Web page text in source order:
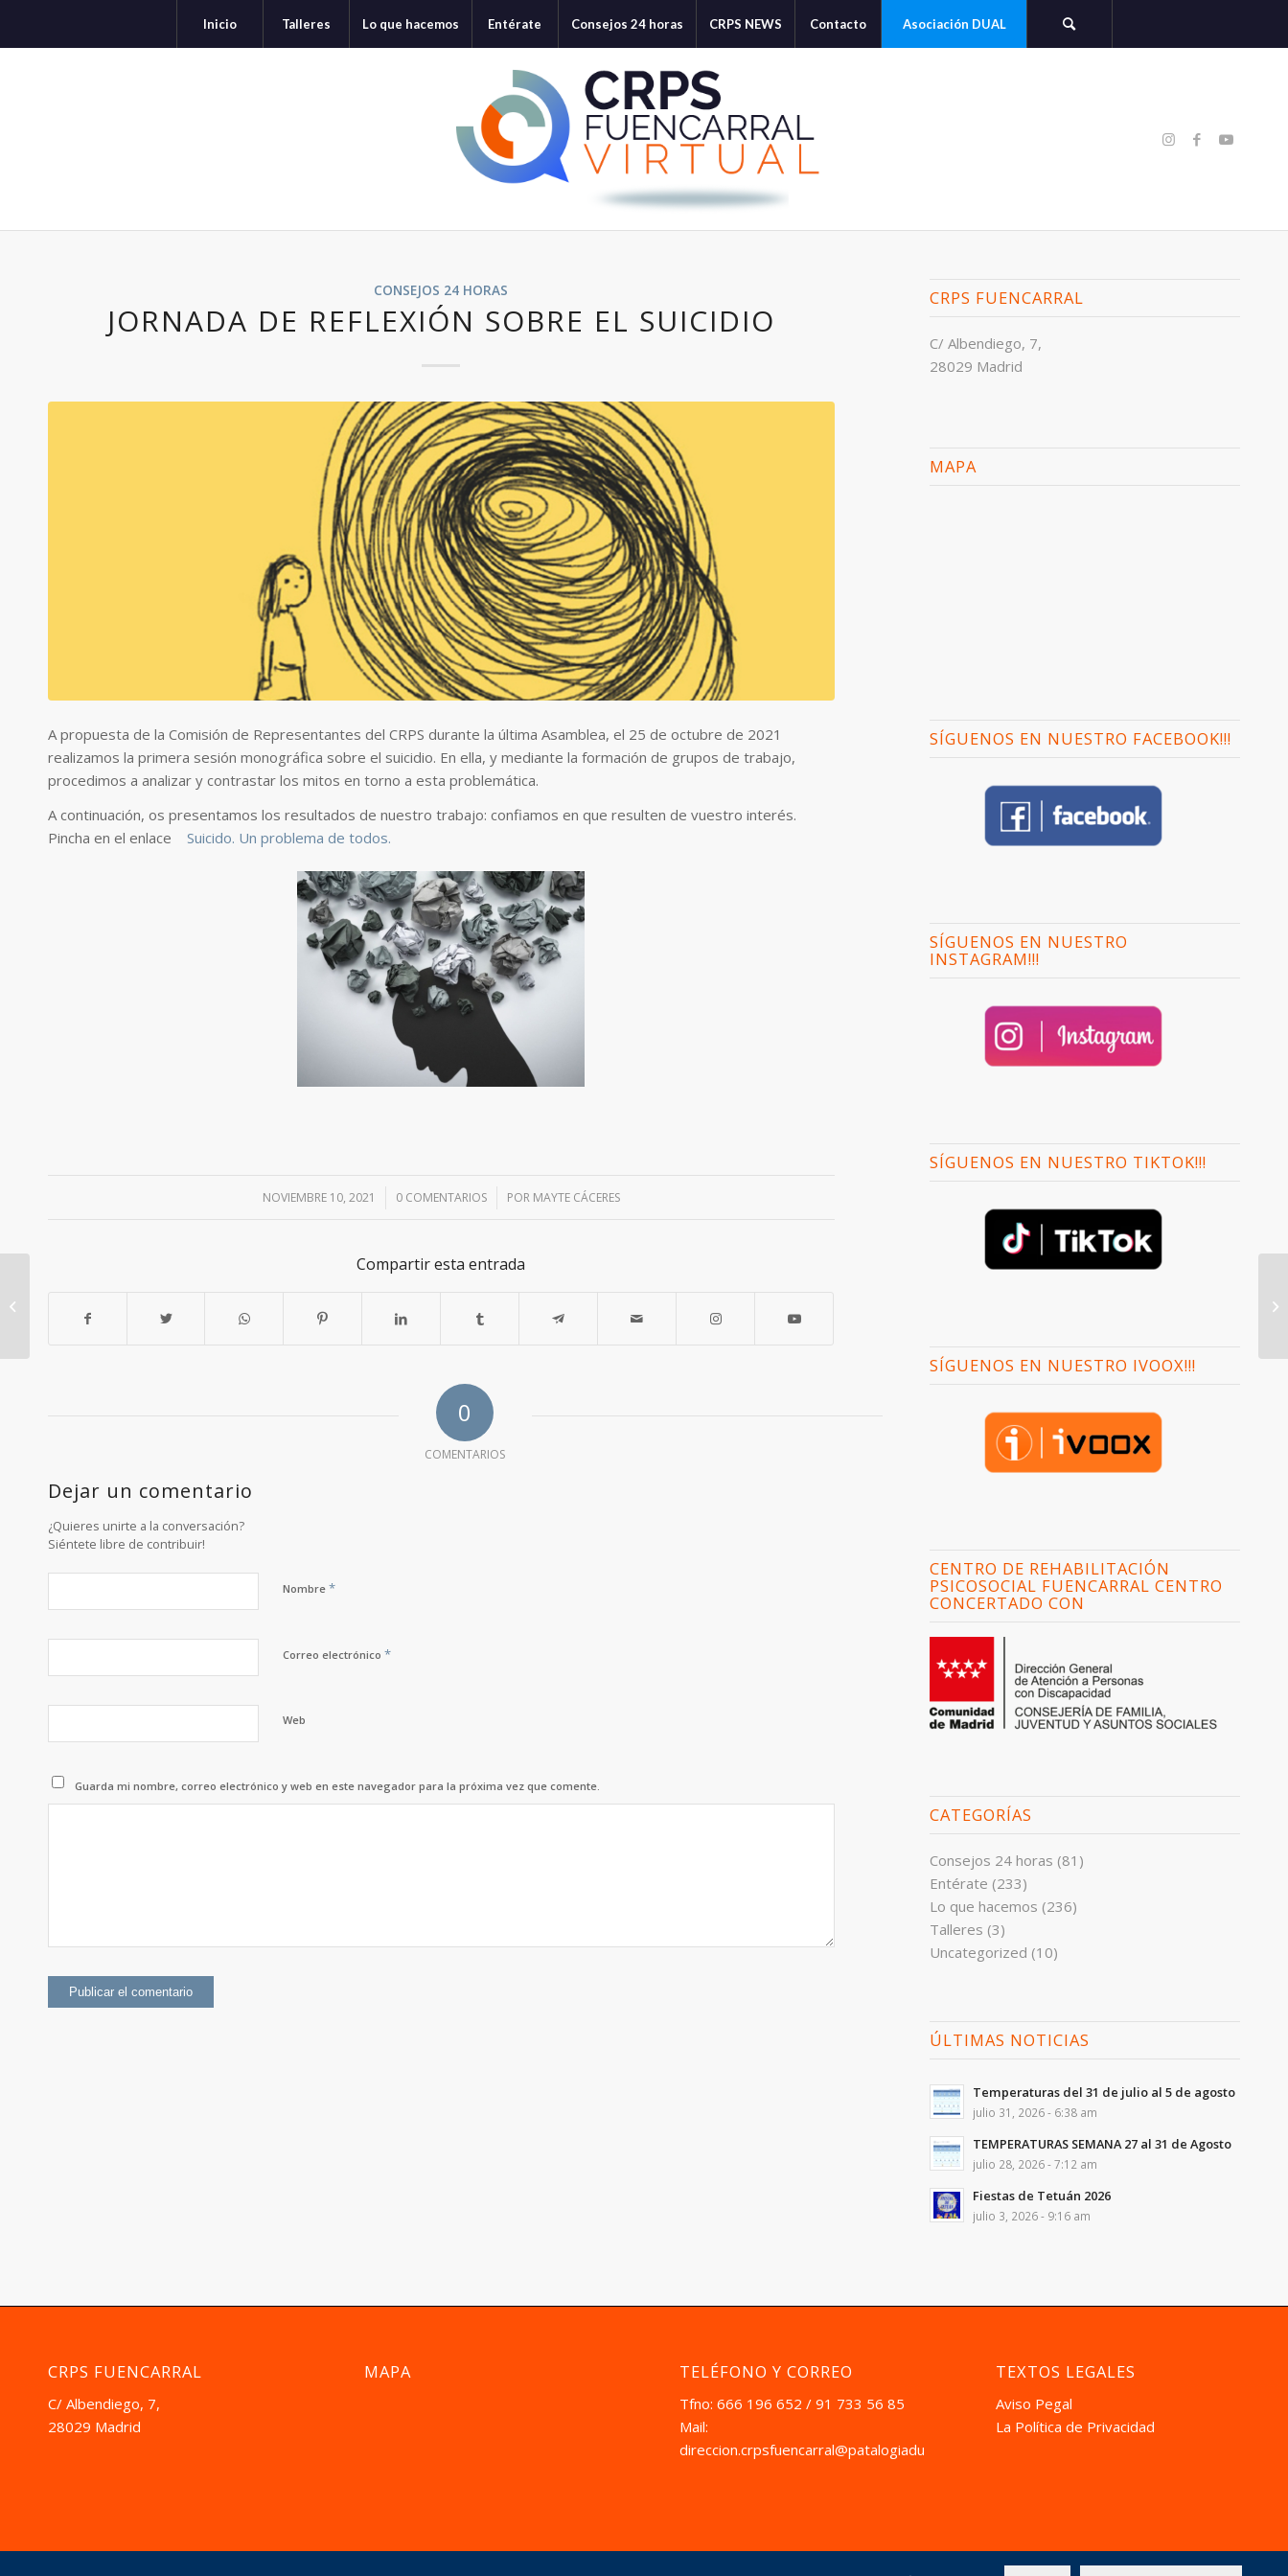
Inicio Talleres Lo que hacemos Entérate Consejos 24 horas CRPS NEWS Contacto Asociación DUAL
CONSEJOS 24 HORAS
JORNADA DE REFLEXIÓN SOBRE EL SUICIDIO
A propuesta de la Comisión de Representantes del CRPS durante la última Asamblea, el 25 de octubre de 2021
realizamos la primera sesión monográfica sobre el suicidio. En ella, y mediante la formación de grupos de trabajo,
procedimos a analizar y contrastar los mitos en torno a esta problemática.
A continuación, os presentamos los resultados de nuestro trabajo: confiamos en que resulten de vuestro interés.
Pincha en el enlace Suicido. Un problema de todos.
NOVIEMBRE 10, 2021
/ 0 COMENTARIOS
/ POR MAYTE CÁCERES
Compartir esta entrada
0
COMENTARIOS
Dejar un comentario
¿Quieres unirte a la conversación?
Siéntete libre de contribuir!
Nombre *
Correo electrónico *
Web
Guarda mi nombre, correo electrónico y web en este navegador para la próxima vez que comente.
CRPS FUENCARRAL
C/ Albendiego, 7,
28029 Madrid
MAPA
SÍGUENOS EN NUESTRO FACEBOOK!!!
SÍGUENOS EN NUESTRO
INSTAGRAM!!!
SÍGUENOS EN NUESTRO TIKTOK!!!
SÍGUENOS EN NUESTRO IVOOX!!!
CENTRO DE REHABILITACIÓN
PSICOSOCIAL FUENCARRAL CENTRO
CONCERTADO CON
CATEGORÍAS
Consejos 24 horas (81)
Entérate (233)
Lo que hacemos (236)
Talleres (3)
Uncategorized (10)
ÚLTIMAS NOTICIAS
Temperaturas del 31 de julio al 5 de agosto
julio 31, 2026 - 6:38 am
TEMPERATURAS SEMANA 27 al 31 de Agosto
julio 28, 2026 - 7:12 am
Fiestas de Tetuán 2026
julio 3, 2026 - 9:16 am
CRPS FUENCARRAL
C/ Albendiego, 7,
28029 Madrid
MAPA TELÉFONO Y CORREO
Tfno: 666 196 652 / 91 733 56 85
Mail:
direccion.crpsfuencarral@patalogiadual.com
TEXTOS LEGALES
Aviso Pegal
La Política de Privacidad
Galdiano